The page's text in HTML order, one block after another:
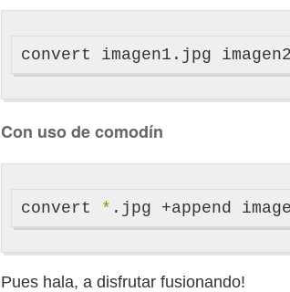
Con uso de comodín
convert *
Pues hala, a disfrutar fusionando!